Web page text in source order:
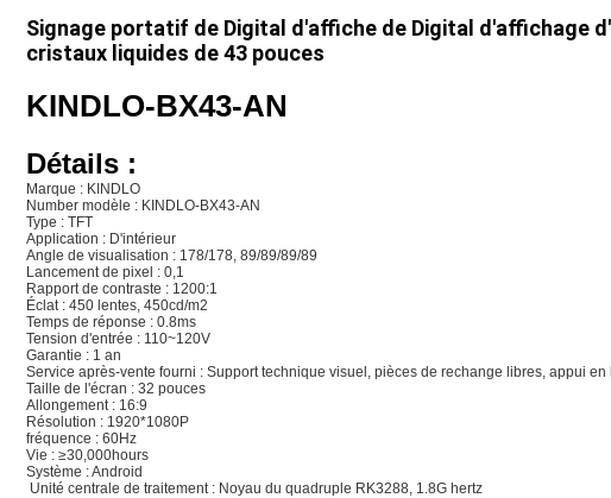
Signage portatif de Digital d'affiche de Digital d'affichage
cristaux liquides de 43 pouces
KINDLO-BX43-AN
Détails :
Marque : KINDLO
Number modèle : KINDLO-BX43-AN
Type : TFT
Application : D'intérieur
Angle de visualisation : 178/178, 89/89/89/89
Lancement de pixel : 0,1
Rapport de contraste : 1200:1
Éclat : 450 lentes, 450cd/m2
Temps de réponse : 0.8ms
Tension d'entrée : 110~120V
Garantie : 1 an
Service après-vente fourni : Support technique visuel, pièces de rechange libres, appui en
Taille de l'écran : 32 pouces
Allongement : 16:9
Résolution : 1920*1080P
fréquence : 60Hz
Vie : ≥30,000hours
Système : Android
Unité centrale de traitement : Noyau du quadruple RK3288, 1.8G hertz